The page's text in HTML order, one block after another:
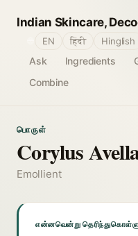
Indian Skincare,
Ask Ingredients
Combine
EN हिंदी Hinglish
பொருள்
Corylus
Emollient
என்னவென்று